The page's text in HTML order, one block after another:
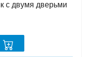
с двумя дверьми